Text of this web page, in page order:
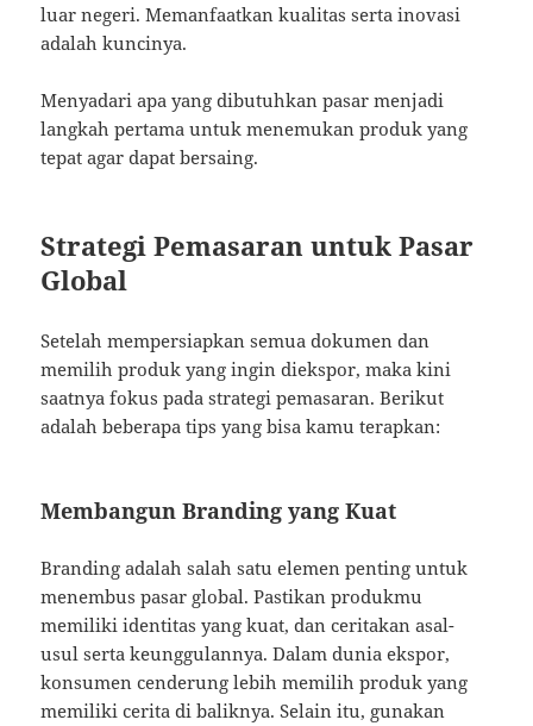
luar negeri. Memanfaatkan kualitas serta inovasi
adalah kuncinya.
Menyadari apa yang dibutuhkan pasar menjadi
langkah pertama untuk menemukan produk yang
tepat agar dapat bersaing.
Strategi Pemasaran untuk Pasar
Global
Setelah mempersiapkan semua dokumen dan
memilih produk yang ingin diekspor, maka kini
saatnya fokus pada strategi pemasaran. Berikut
adalah beberapa tips yang bisa kamu terapkan:
Membangun Branding yang Kuat
Branding adalah salah satu elemen penting untuk
menembus pasar global. Pastikan produkmu
memiliki identitas yang kuat, dan ceritakan asal-
usul serta keunggulannya. Dalam dunia ekspor,
konsumen cenderung lebih memilih produk yang
memiliki cerita di baliknya. Selain itu, gunakan